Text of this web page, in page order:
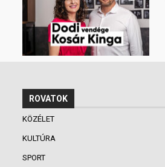
ROVATOK
KÖZÉLET
KULTÚRA
SPORT